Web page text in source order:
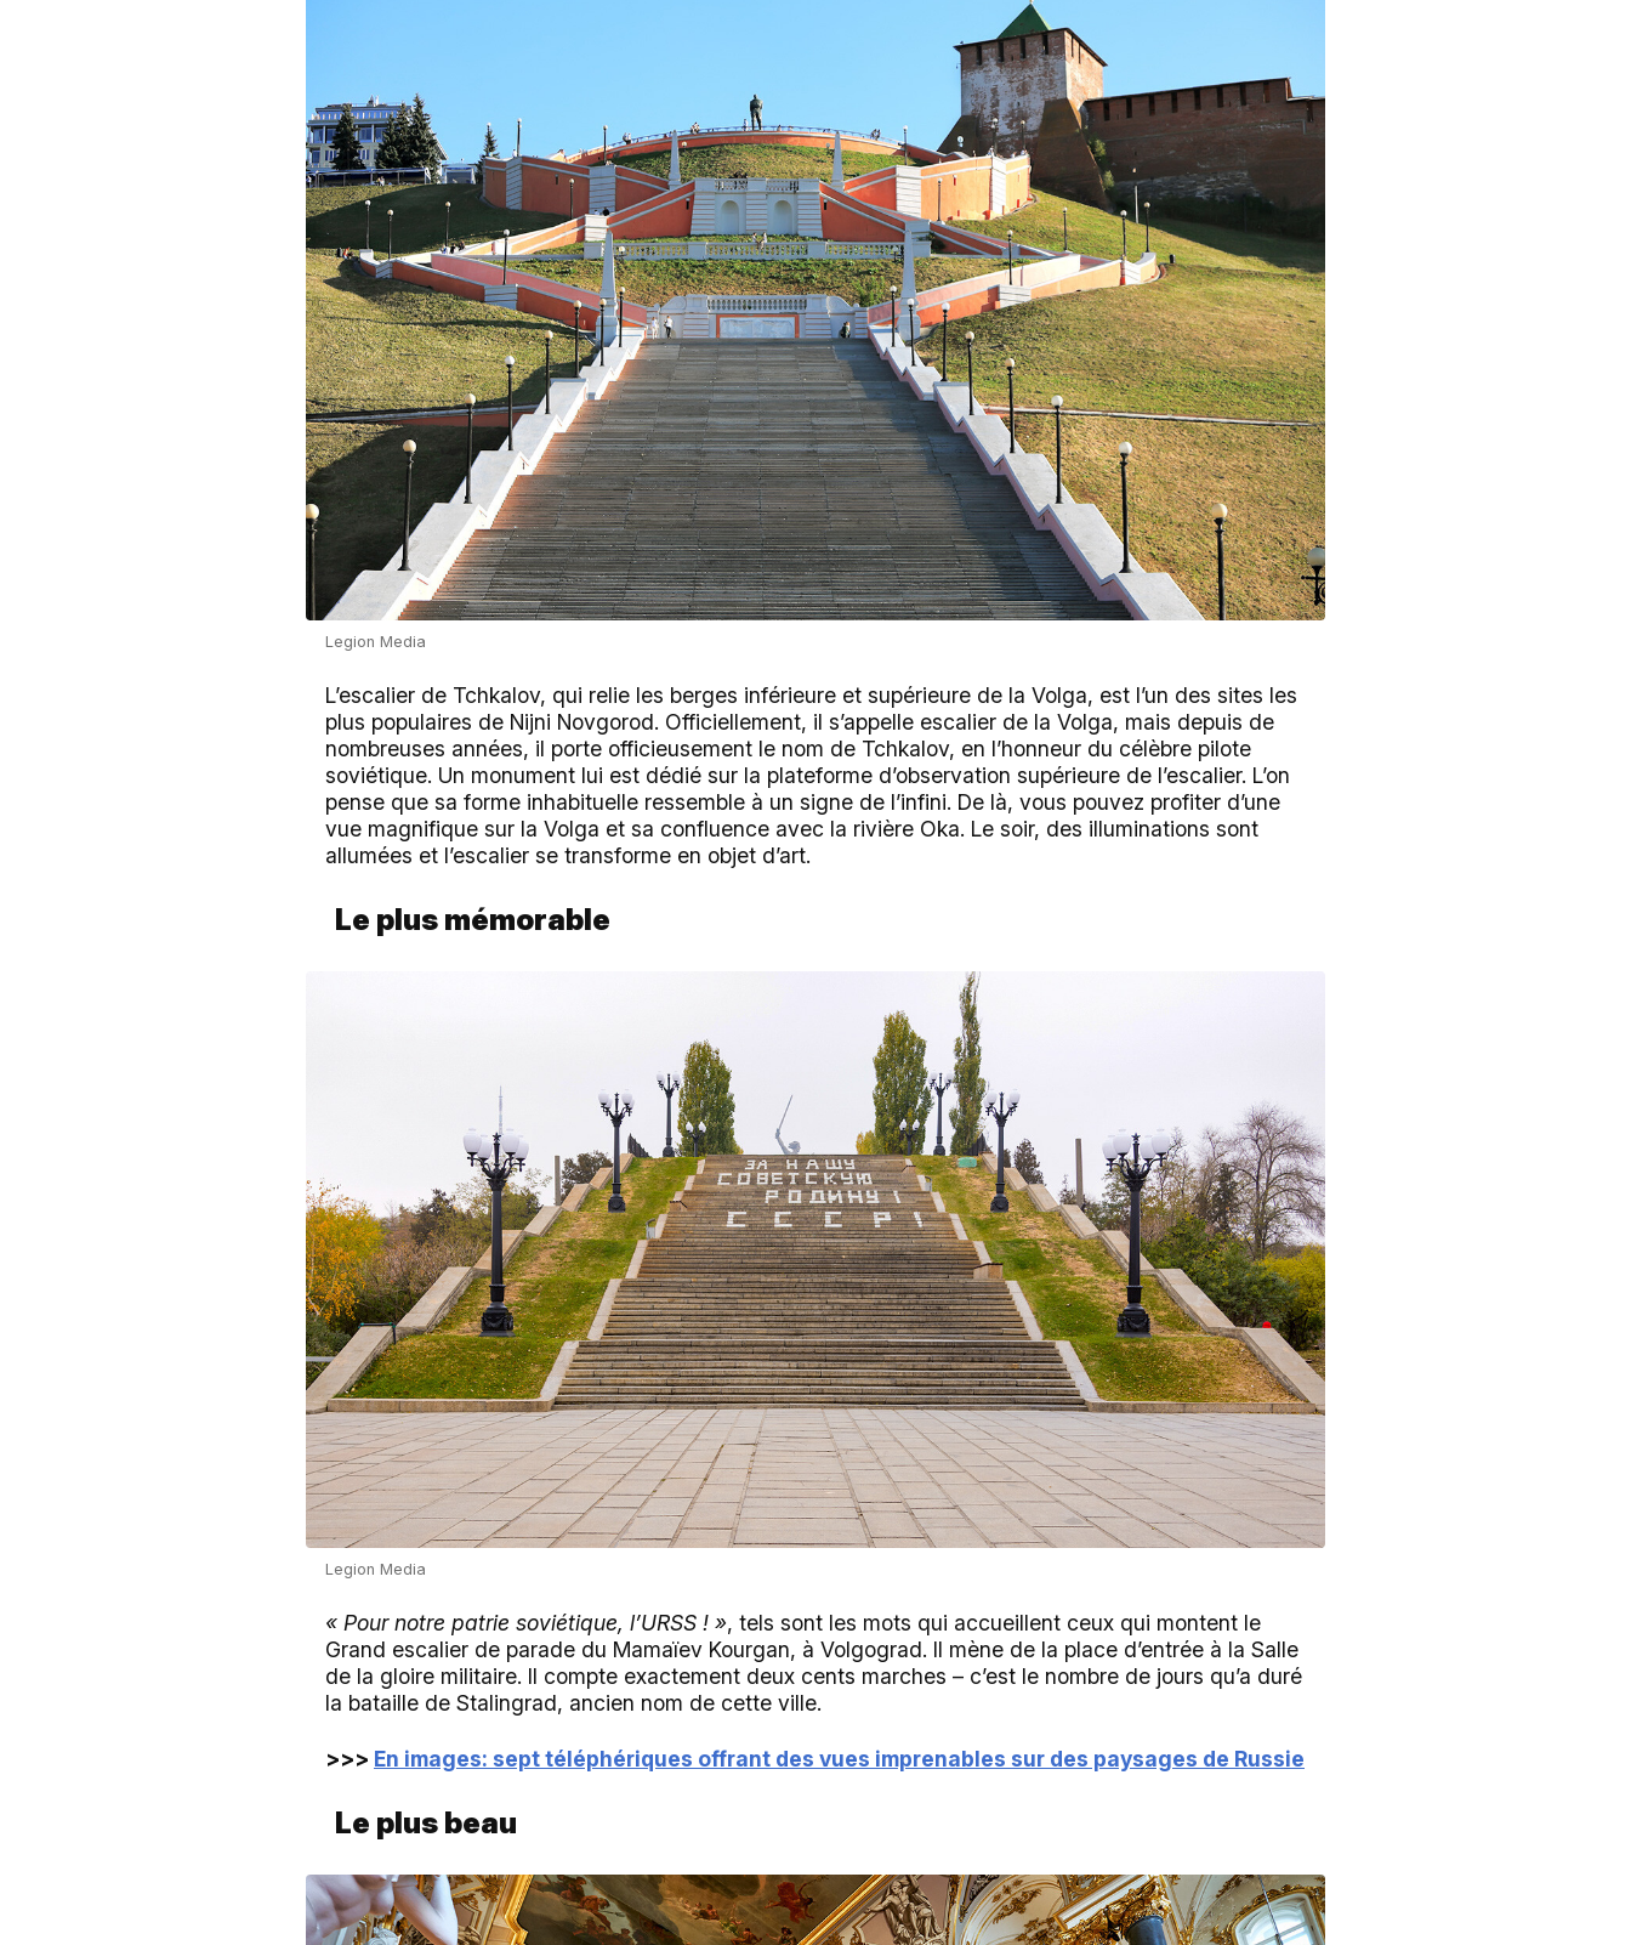
Legion Media
L’escalier de Tchkalov, qui relie les berges inférieure et supérieure de la Volga, est l’un des sites les
plus populaires de Nijni Novgorod. Officiellement, il s’appelle escalier de la Volga, mais depuis de
nombreuses années, il porte officieusement le nom de Tchkalov, en l’honneur du célèbre pilote
soviétique. Un monument lui est dédié sur la plateforme d’observation supérieure de l’escalier. L’on
pense que sa forme inhabituelle ressemble à un signe de l’infini. De là, vous pouvez profiter d’une
vue magnifique sur la Volga et sa confluence avec la rivière Oka. Le soir, des illuminations sont
allumées et l’escalier se transforme en objet d’art.
Le plus mémorable
Legion Media
« Pour notre patrie soviétique, l’URSS ! », tels sont les mots qui accueillent ceux qui montent le
Grand escalier de parade du Mamaïev Kourgan, à Volgograd. Il mène de la place d’entrée à la Salle
de la gloire militaire. Il compte exactement deux cents marches – c’est le nombre de jours qu’a duré
la bataille de Stalingrad, ancien nom de cette ville.
>>> En images: sept téléphériques offrant des vues imprenables sur des paysages de Russie
Le plus beau